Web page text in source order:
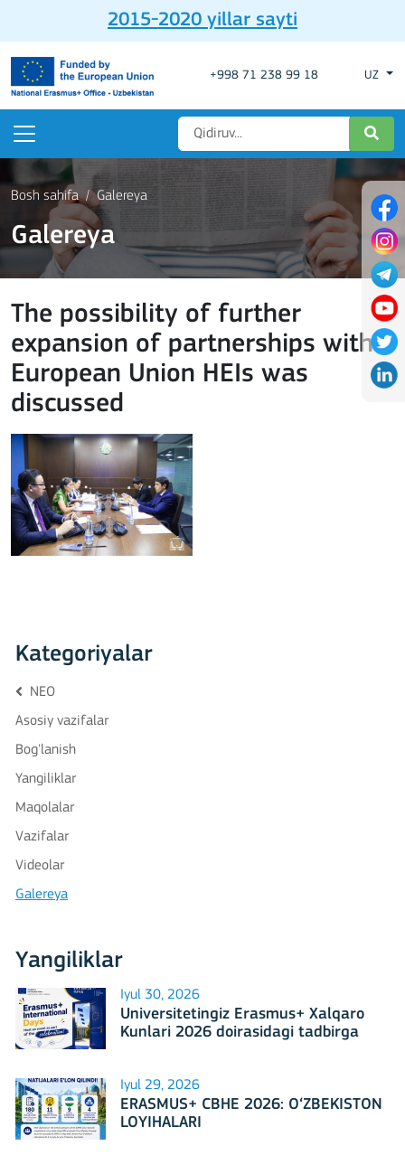
2015-2020 yillar sayti
+998 71 238 99 18 UZ
Bosh sahifa Galereya
Galereya
The possibility of further
expansion of partnerships with
European Union HEIs was
discussed
Kategoriyalar
NEO
Asosiy vazifalar
Bog'lanish
Yangiliklar
Maqolalar
Vazifalar
Videolar
Galereya
Yangiliklar
Iyul 30, 2026
Universitetingiz Erasmus+ Xalqaro
Kunlari 2026 doirasidagi tadbirga
Iyul 29, 2026
ERASMUS+ CBHE 2026: O‘ZBEKISTON
LOYIHALARI